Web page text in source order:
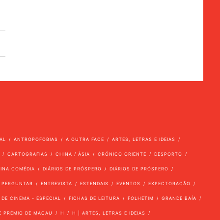
ANTROPOFOBIAS A OUTRA FACE ARTES, LETRAS E IDEIAS
CARTOGRAFIAS CHINA / ÁSIA CRÓNICO ORIENTE DESPORTO
COMÉDIA DIÁRIOS DE PRÓSPERO DIÁRIOS DE PRÓSPERO
ENTREVISTA ESTENDAIS EVENTOS EXPECTORAÇÃO
CINEMA - ESPECIAL FICHAS DE LEITURA FOLHETIM GRANDE BAÍA
PRÉMIO DE MACAU H H | ARTES, LETRAS E IDEIAS